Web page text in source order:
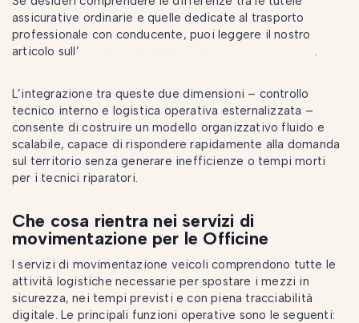
assicurative ordinarie e quelle dedicate al trasporto
professionale con conducente, puoi leggere il nostro
articolo sull’
.
L’integrazione tra queste due dimensioni – controllo
tecnico interno e logistica operativa esternalizzata –
consente di costruire un modello organizzativo fluido e
scalabile, capace di rispondere rapidamente alla domanda
sul territorio senza generare inefficienze o tempi morti
per i tecnici riparatori.
Che cosa rientra nei servizi di
movimentazione per le Officine
I servizi di movimentazione veicoli comprendono tutte le
attività logistiche necessarie per spostare i mezzi in
sicurezza, nei tempi previsti e con piena tracciabilità
digitale. Le principali funzioni operative sono le seguenti: